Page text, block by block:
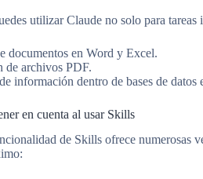
utilizar Claude no solo para
documentos en Word y Excel.
de archivos PDF.
información dentro de bases de datos
en cuenta al usar Skills
de Skills ofrece numerosas